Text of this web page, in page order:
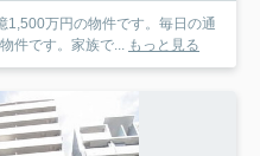
1,500万円の物件です。毎日の通
件です。家族で...
もっと見る